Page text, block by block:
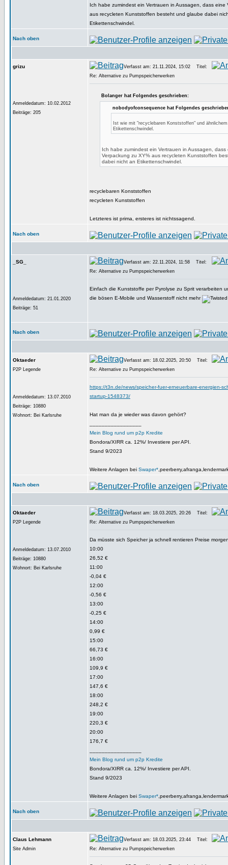
Ich habe zumindest ein Vertrauen in Aussagen, dass eine
aus recycleten Kunststoffen besteht und glaube dabei
Etikettenschwindel.
Nach oben
grizu
Anmeldedatum: 10.02.2012
Beiträge: 205
Verfasst am: 21.11.2024, 15:02
Titel:
Re: Alternative zu Pumpspeicherwerken
Bolanger hat Folgendes geschrieben:
nobodyofconsequence hat Folgendes
Ist wie mit "recyclebaren Konststoffen" und
Etikettenschwindel.
Ich habe zumindest ein Vertrauen in Aussagen, dass
Verpackung zu XY% aus recycleten Kunststoffen
dabei nicht an Etikettenschwindel.
recyclebaren Konststoffen
recycleten Kunststoffen
Letzteres ist prima, ersteres ist nichtssagend.
Nach oben
_SG_
Anmeldedatum: 21.01.2020
Beiträge: 51
Verfasst am: 22.11.2024, 11:58
Titel:
Re: Alternative zu Pumpspeicherwerken
Einfach die Kunststoffe per Pyrolyse zu Sprit verarbeiten
die bösen E-Mobile und Wasserstoff nicht mehr
Nach oben
Oktaeder
P2P Legende
Anmeldedatum: 13.07.2010
Beiträge: 10880
Wohnort: Bei Karlsruhe
Verfasst am: 18.02.2025, 20:50
Titel:
Re: Alternative zu Pumpspeicherwerken
https://t3n.de/news/speicher-fuer-erneuerbare-energien-
startup-1548373/
Hat man da je wieder was davon gehört?
Mein Blog rund um p2p Kredite
Bondora/XIRR ca. 12%/ Investiere per API.
Stand 9/2023
Weitere Anlagen bei Swaper*
Nach oben
Oktaeder
P2P Legende
Anmeldedatum: 13.07.2010
Beiträge: 10880
Wohnort: Bei Karlsruhe
Verfasst am: 18.03.2025, 20:26
Titel:
Re: Alternative zu Pumpspeicherwerken
Da müsste sich Speicher ja schnell rentieren Preise
10:00
26,52 €
11:00
-0,04 €
12:00
-0,56 €
13:00
-0,25 €
14:00
0,99 €
15:00
66,73 €
16:00
109,9 €
17:00
147,6 €
18:00
248,2 €
19:00
220,3 €
20:00
176,7 €
Mein Blog rund um p2p Kredite
Bondora/XIRR ca. 12%/ Investiere per API.
Stand 9/2023
Weitere Anlagen bei Swaper*
Nach oben
Claus Lehmann
Site Admin
Verfasst am: 18.03.2025, 23:44
Titel:
Re: Alternative zu Pumpspeicherwerken